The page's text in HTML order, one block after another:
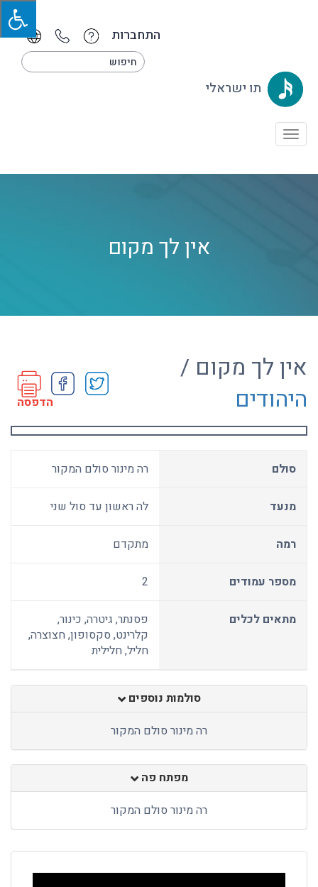
התחברות
תו ישראלי
Toggle
אין לך מקום
אין לך מקום /
היהודים
הדפסה
סולם רה מינור סולם המקור
מנעד לה ראשון עד סול שני
רמה מתקדם
מספר עמודים 2
מתאים לכלים
פסנתר, גיטרה, כינור,
קלרינט, סקסופון, חצוצרה,
חליל, חלילית
סולמות נוספים
רה מינור סולם המקור
מפתח פה
רה מינור סולם המקור